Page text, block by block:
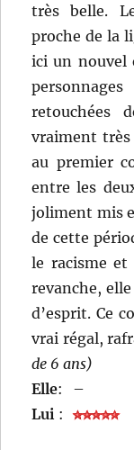
très belle.
proche de la
ici un nouvel
retouchées
vraiment très
au premier
entre les
joliment mis
de cette
le racisme et
revanche,
d’esprit. Ce
vrai régal,
de 6 ans)
Elle:
–
Lui :